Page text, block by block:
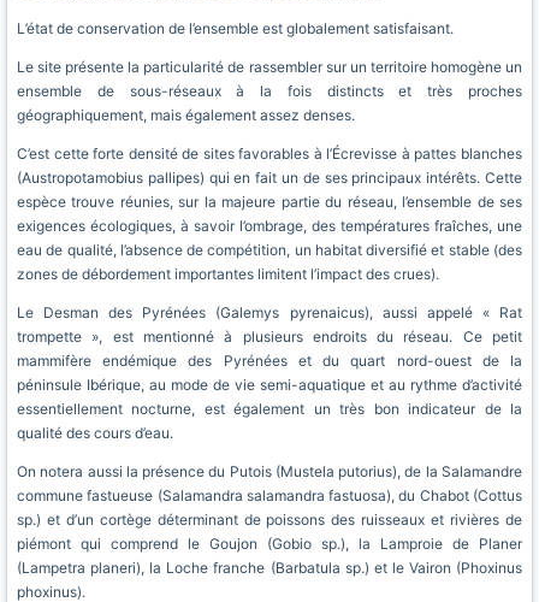
L’état de conservation de l’ensemble est globalement satisfaisant.
Le site présente la particularité de rassembler sur un territoire homogène un
ensemble de sous-réseaux à la fois distincts et très proches
géographiquement, mais également assez denses.
C’est cette forte densité de sites favorables à l’Écrevisse à pattes blanches
(Austropotamobius pallipes) qui en fait un de ses principaux intérêts. Cette
espèce trouve réunies, sur la majeure partie du réseau, l’ensemble de ses
exigences écologiques, à savoir l’ombrage, des températures fraîches, une
eau de qualité, l’absence de compétition, un habitat diversifié et stable (des
zones de débordement importantes limitent l’impact des crues).
Le Desman des Pyrénées (Galemys pyrenaicus), aussi appelé « Rat
trompette », est mentionné à plusieurs endroits du réseau. Ce petit
mammifère endémique des Pyrénées et du quart nord-ouest de la
péninsule Ibérique, au mode de vie semi-aquatique et au rythme d’activité
essentiellement nocturne, est également un très bon indicateur de la
qualité des cours d’eau.
On notera aussi la présence du Putois (Mustela putorius), de la Salamandre
commune fastueuse (Salamandra salamandra fastuosa), du Chabot (Cottus
sp.) et d’un cortège déterminant de poissons des ruisseaux et rivières de
piémont qui comprend le Goujon (Gobio sp.), la Lamproie de Planer
(Lampetra planeri), la Loche franche (Barbatula sp.) et le Vairon (Phoxinus
phoxinus).